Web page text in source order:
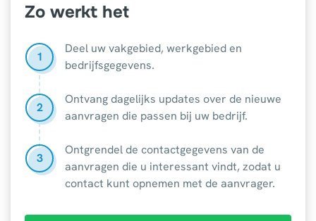
Zo werkt het
1
Deel uw vakgebied, werkgebied en
bedrijfsgegevens.
2
Ontvang dagelijks updates over de nieuwe
aanvragen die passen bij uw bedrijf.
3
Ontgrendel de contactgegevens van de
aanvragen die u interessant vindt, zodat u
contact kunt opnemen met de aanvrager.